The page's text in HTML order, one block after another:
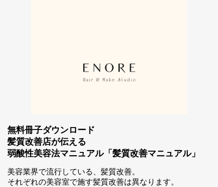
無料冊子ダウンロード
髪質改善店が伝える
弱酸性美容法マニュアル「髪質改善マニュアル」
美容業界で流行している、髪質改善。
それぞれの美容室で施す髪質改善は異なります。